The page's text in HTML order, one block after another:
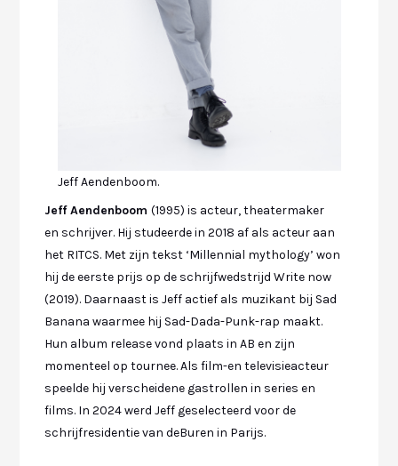
Jeff Aendenboom.
Jeff Aendenboom(1995) is acteur, theatermaker
en schrijver. Hij studeerde in 2018 af als acteur aan
het RITCS. Met zijn tekst ‘Millennial mythology’ won
hij de eerste prijs op de schrijfwedstrijd Write now
(2019). Daarnaast is Jeff actief als muzikant bij Sad
Banana waarmee hij Sad-Dada-Punk-rap maakt.
Hun album release vond plaats in AB en zijn
momenteel op tournee. Als film-en televisieacteur
speelde hij verscheidene gastrollen in series en
films. In 2024 werd Jeff geselecteerd voor de
schrijfresidentie van deBuren in Parijs.